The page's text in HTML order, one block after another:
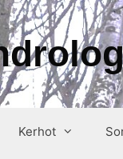
Kerhot